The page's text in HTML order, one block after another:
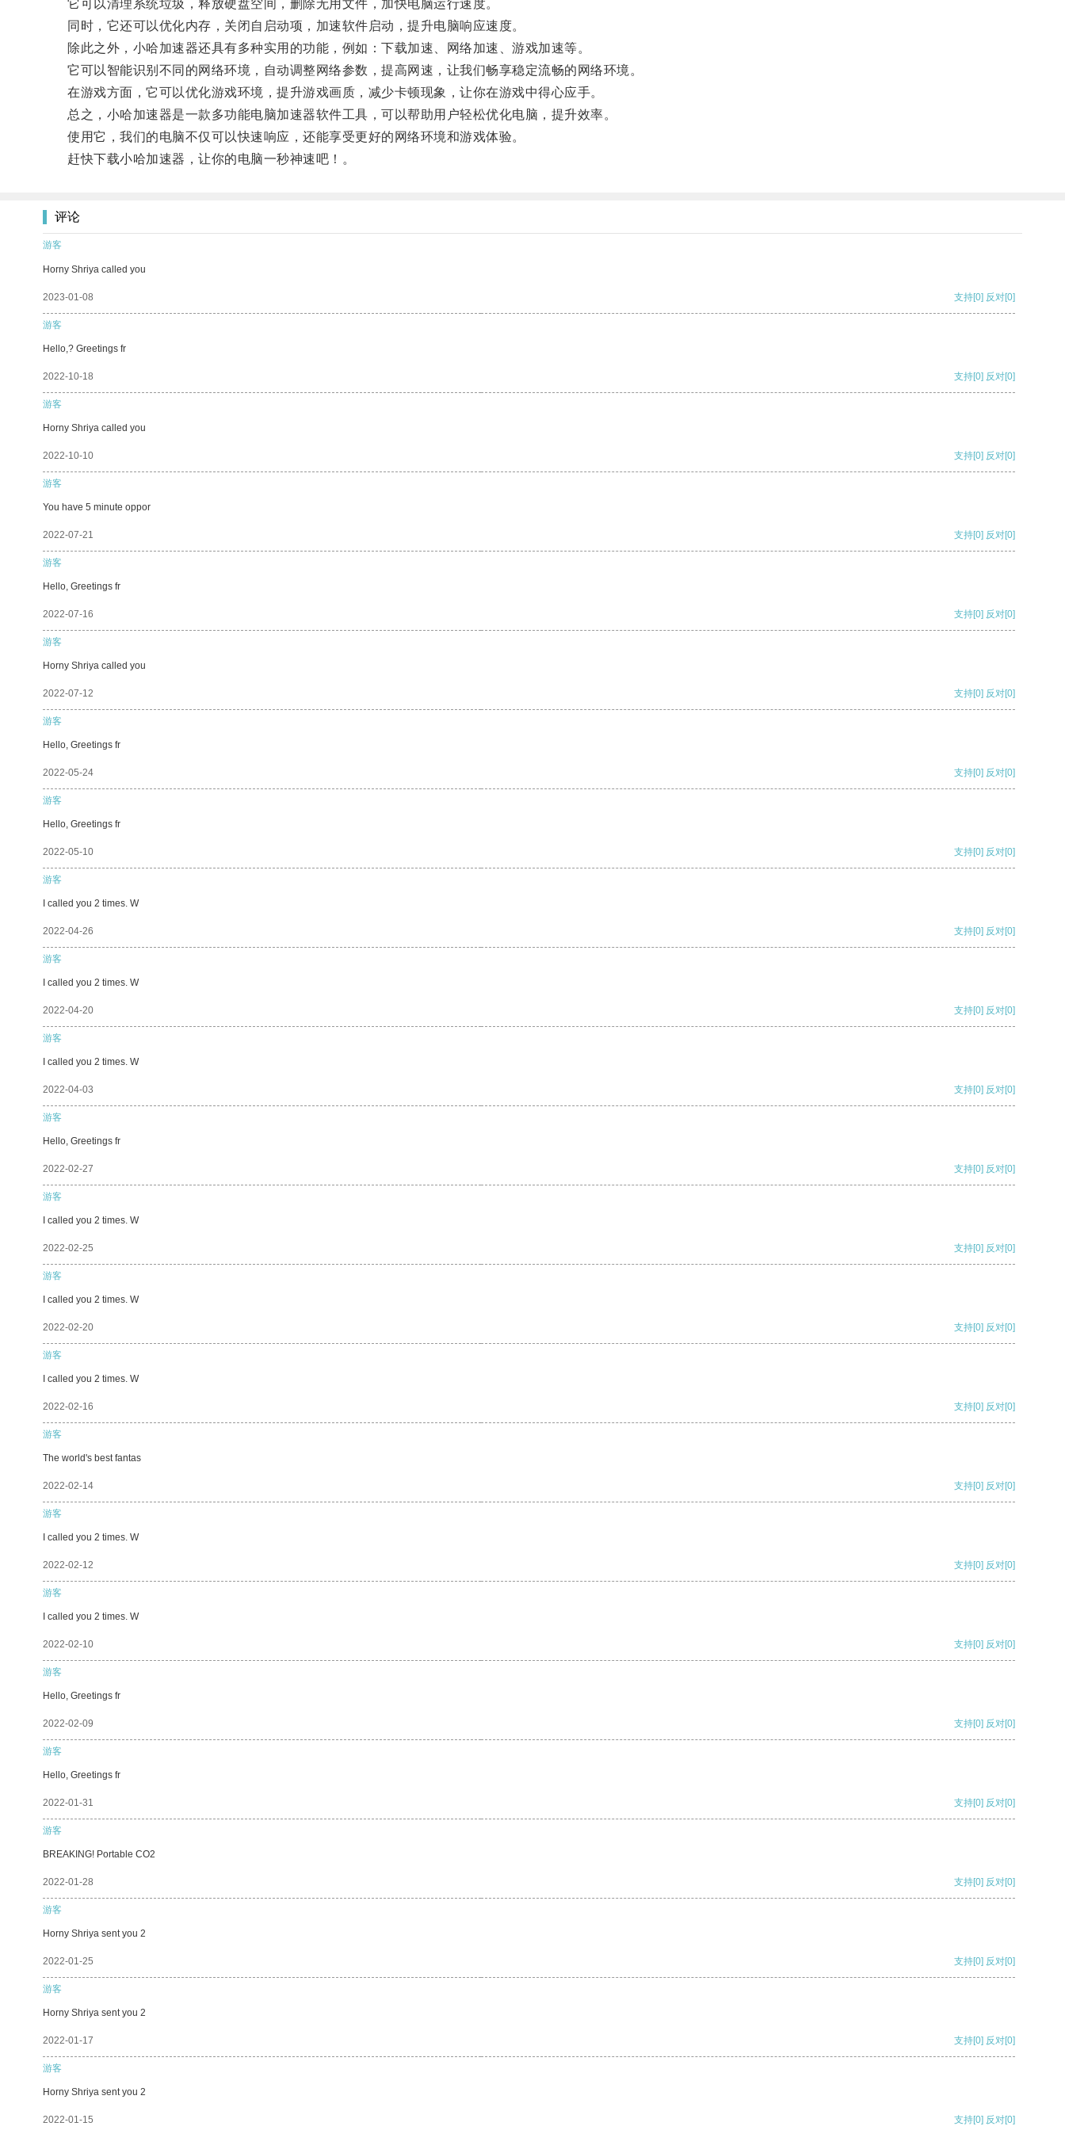
它可以清理系统垃圾，释放硬盘空间，删除无用文件，加快电脑运行速度。
同时，它还可以优化内存，关闭自启动项，加速软件启动，提升电脑响应速度。
除此之外，小哈加速器还具有多种实用的功能，例如：下载加速、网络加速、游戏加速等。
它可以智能识别不同的网络环境，自动调整网络参数，提高网速，让我们畅享稳定流畅的网络环境。
在游戏方面，它可以优化游戏环境，提升游戏画质，减少卡顿现象，让你在游戏中得心应手。
总之，小哈加速器是一款多功能电脑加速器软件工具，可以帮助用户轻松优化电脑，提升效率。
使用它，我们的电脑不仅可以快速响应，还能享受更好的网络环境和游戏体验。
赶快下载小哈加速器，让你的电脑一秒神速吧！。
评论
游客
Horny Shriya called you
2023-01-08 支持[0] 反对[0]
游客
Hello,? Greetings fr
2022-10-18 支持[0] 反对[0]
游客
Horny Shriya called you
2022-10-10 支持[0] 反对[0]
游客
You have 5 minute oppor
2022-07-21 支持[0] 反对[0]
游客
Hello, Greetings fr
2022-07-16 支持[0] 反对[0]
游客
Horny Shriya called you
2022-07-12 支持[0] 反对[0]
游客
Hello, Greetings fr
2022-05-24 支持[0] 反对[0]
游客
Hello, Greetings fr
2022-05-10 支持[0] 反对[0]
游客
I called you 2 times. W
2022-04-26 支持[0] 反对[0]
游客
I called you 2 times. W
2022-04-20 支持[0] 反对[0]
游客
I called you 2 times. W
2022-04-03 支持[0] 反对[0]
游客
Hello, Greetings fr
2022-02-27 支持[0] 反对[0]
游客
I called you 2 times. W
2022-02-25 支持[0] 反对[0]
游客
I called you 2 times. W
2022-02-20 支持[0] 反对[0]
游客
I called you 2 times. W
2022-02-16 支持[0] 反对[0]
游客
The world's best fantas
2022-02-14 支持[0] 反对[0]
游客
I called you 2 times. W
2022-02-12 支持[0] 反对[0]
游客
I called you 2 times. W
2022-02-10 支持[0] 反对[0]
游客
Hello, Greetings fr
2022-02-09 支持[0] 反对[0]
游客
Hello, Greetings fr
2022-01-31 支持[0] 反对[0]
游客
BREAKING! Portable CO2
2022-01-28 支持[0] 反对[0]
游客
Horny Shriya sent you 2
2022-01-25 支持[0] 反对[0]
游客
Horny Shriya sent you 2
2022-01-17 支持[0] 反对[0]
游客
Horny Shriya sent you 2
2022-01-15 支持[0] 反对[0]